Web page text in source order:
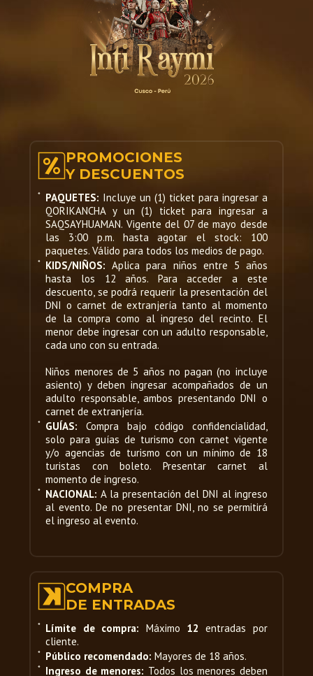
QORIKANCHA - CERCO DE ORO
(INICIO DE LA ESCENIFICACIÓN):
En este fabuloso templo, donde partían los
caminos a las cuatro grandes regiones del
Tawantinsuyo, se efectuaba la ceremonia
religiosa del fuego sagrado (Willka Nina) que
vicuña. Este fuego sagrado era llevado a
todos los templos y adoratorios del Imperio,
Concluida la corta ceremonia, empieza el
disloque del numeroso elenco de 800
participantes que al son de pututus, tinyas y
quenas, se desplazan a la Plaza Mayor del
Cusco, siguiendo el rumbo por la Plazoleta de
Santo Domingo, Pampa del Castillo y Calle
Loreto, abarrotadas por número público, en
especial extranjero.
PLAZA MAYOR DEL CUSCO
Durante el incanato, en esta inmensa plaza se
desarrollaba íntegramente la ceremonia en
medio de una gran plataforma ceremonial,
conocida como “usnu”. Se rendía culto a las
armas del Sol y estandartes. En el centro de la
Plaza ha sido erigida una waka, donde se lleva
a cabo en primer lugar el rito de la coca y se
produce el denominado “Encuentro de los
Tiempos”, donde el Alcalde de la Ciudad recibe
el khipu donde están representados los tres
poderes que son la vida del pueblo: Munay,
ARQUEOLÓGICO DE
SAQSAYWAMAN:
El Sinchi o gran General, iniciala ceremonia
central del Inti Raymi; convoca a los
representantes de los 4 Suyos o regidores del
antiguo imperio, que aparecen al ritmo de la
PROMOCIONES
Y DESCUENTOS
* PAQUETES: Incluye un (1) ticket para ingresar a
QORIKANCHA y un (1) ticket para ingresar a
SAQSAYHUAMAN. Vigente del 07 de mayo desde
las 3:00 p.m. hasta agotar el stock: 100
paquetes. Válido para todos los medios de pago.
* KIDS/NIÑOS: Aplica para niños entre 5 años
hasta los 12 años. Para acceder a este
descuento, se podrá requerir la presentación del
DNI o carnet de extranjería tanto al momento
de la compra como al ingreso del recinto. El
menor debe ingresar con un adulto responsable,
cada uno con su entrada.
Niños menores de 5 años no pagan (no incluye
asiento) y deben ingresar acompañados de un
adulto responsable, ambos presentando DNI o
carnet de extranjería.
* GUÍAS: Compra bajo código confidencialidad,
solo para guías de turismo con carnet vigente
y/o agencias de turismo con un mínimo de 18
turistas con boleto. Presentar carnet al
momento de ingreso.
* NACIONAL: A la presentación del DNI al ingreso
al evento. De no presentar DNI, no se permitirá
el ingreso al evento.
COMPRA
DE ENTRADAS
* Límite de compra: Máximo 12 entradas por
cliente.
* Público recomendado: Mayores de 18 años.
* Ingreso de menores: Todos los menores deben